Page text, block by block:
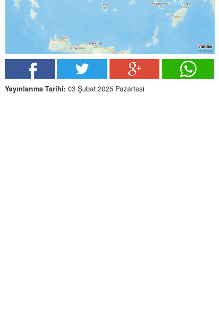
Yayınlanma Tarihi: 03 Şubat 2025 Pazartesi